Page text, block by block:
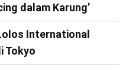
dalam Karung’
International
Tokyo